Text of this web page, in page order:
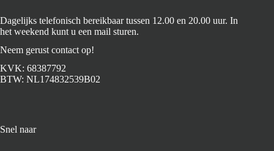
Dagelijks telefonisch bereikbaar tussen 12.00 en 20.00 uur. In
het weekend kunt u een mail sturen.
Neem gerust contact op!
KVK: 68387792
BTW: NL174832539B02
Snel naar